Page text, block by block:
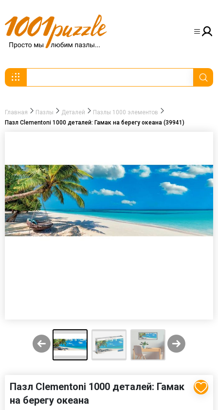
Главная Пазлы Деталей
Пазлы 1000 элементов
Пазл Clementoni 1000 деталей: Гамак на берегу океана (39941)
Пазл Clementoni 1000 деталей: Гамак
на берегу океана